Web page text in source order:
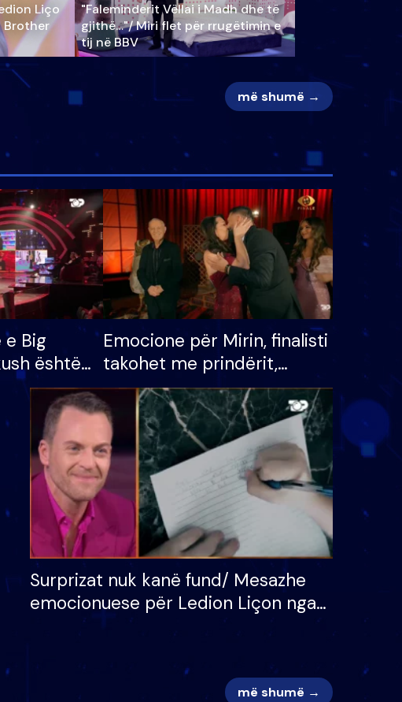
Liço
Brother
"Faleminderit Vëllai i Madh dhe të
gjithë…"/ Miri flet për rrugëtimin e
tij në BBV
më shumë →
e Big
është
lë shtëpinë
për
madh
Emocione për Mirin, finalisti
takohet me prindërit,
vajzën dhe bashkëshorten:
S’kemi ndonjë letër divorci
apo jo?
Surprizat nuk kanë fund/ Mesazhe
emocionuese për Ledion Liçon nga
nëna dhe fëmijët e tij, moderatori
më shumë →